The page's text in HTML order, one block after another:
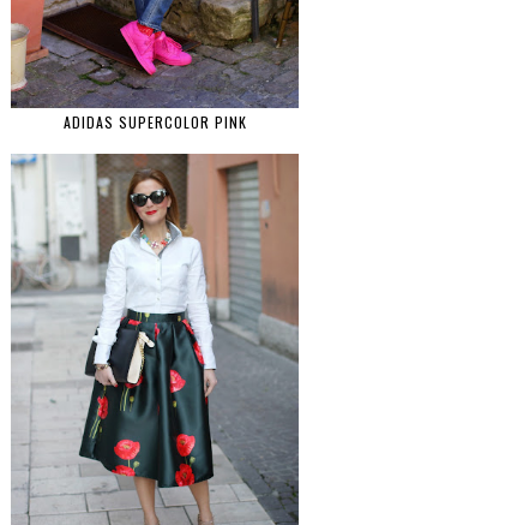
ADIDAS SUPERCOLOR PINK